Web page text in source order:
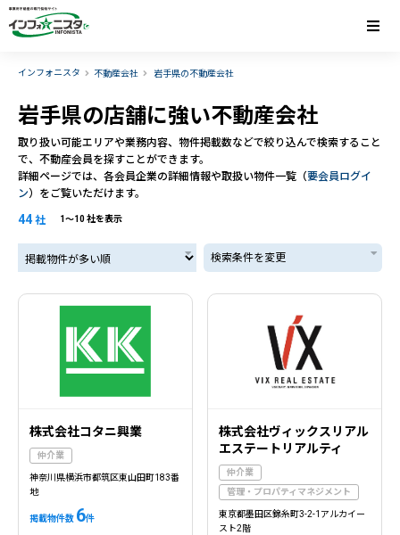
インフォニスタ 不動産会社 岩手県の不動産会社
岩手県の店舗に強い不動産会社
取り扱い可能エリアや業務内容、物件掲載数などで絞り込んで検索すること
で、不動産会員を探すことができます。
詳細ページでは、各会員企業の詳細情報や取扱い物件一覧（要会員ログイ
ン）をご覧いただけます。
44 社 1〜10 社を表示
掲載物件が多い順 検索条件を変更
株式会社コタニ興業
仲介業
神奈川県横浜市都筑区東山田町183番
地
掲載物件数 6件
株式会社ヴィックスリアル
エステートリアルティ
仲介業
管理・プロパティマネジメント
東京都墨田区錦糸町3-2-1アルカイー
スト2階